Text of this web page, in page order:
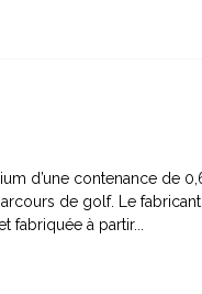
d’une contenance de
de golf. Le
fabriquée à partir...